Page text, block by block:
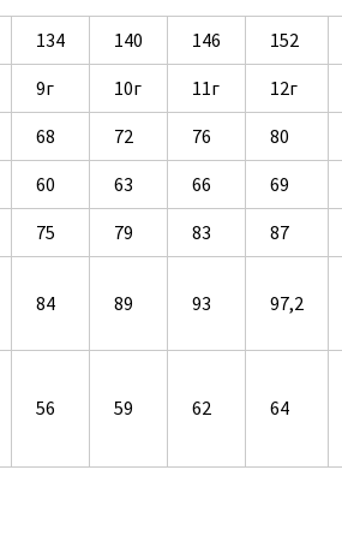
134 140 146 152
9г 10г 11г 12г
68 72 76 80
60 63 66 69
75 79 83 87
84 89 93 97,2
56 59 62 64